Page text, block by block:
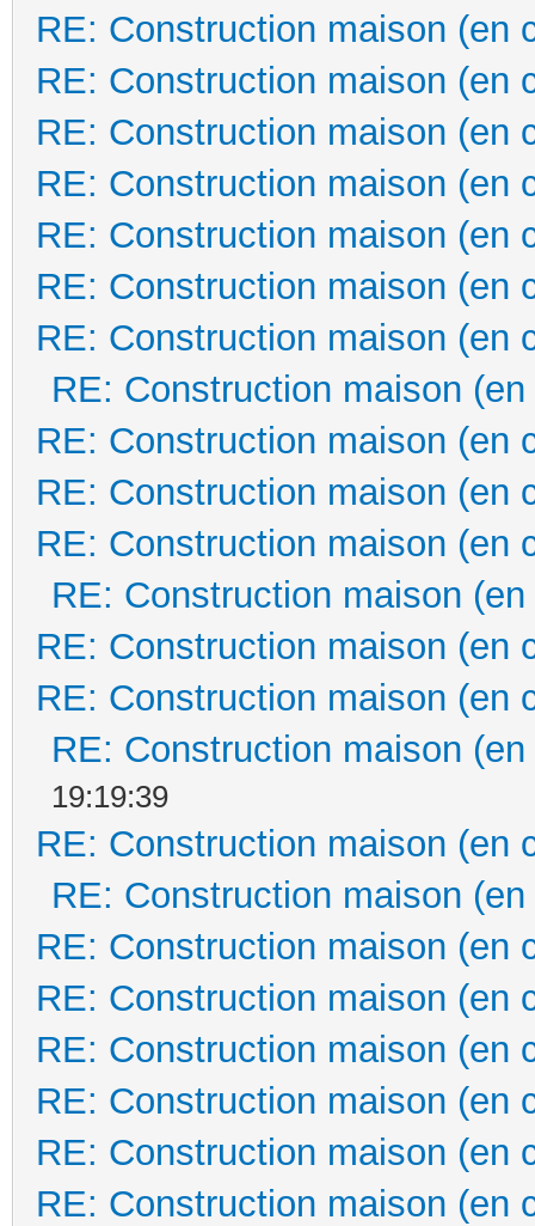
RE: Construction maison (en
RE: Construction maison (en
RE: Construction maison (en
RE: Construction maison (en
RE: Construction maison (en
RE: Construction maison (en
RE: Construction maison (en
RE: Construction maison
RE: Construction maison (en
RE: Construction maison (en
RE: Construction maison (en
RE: Construction maison
RE: Construction maison (en
RE: Construction maison (en
RE: Construction maison
19:19:39
RE: Construction maison (en
RE: Construction maison
RE: Construction maison (en
RE: Construction maison (en
RE: Construction maison (en
RE: Construction maison (en
RE: Construction maison (en
RE: Construction maison (en